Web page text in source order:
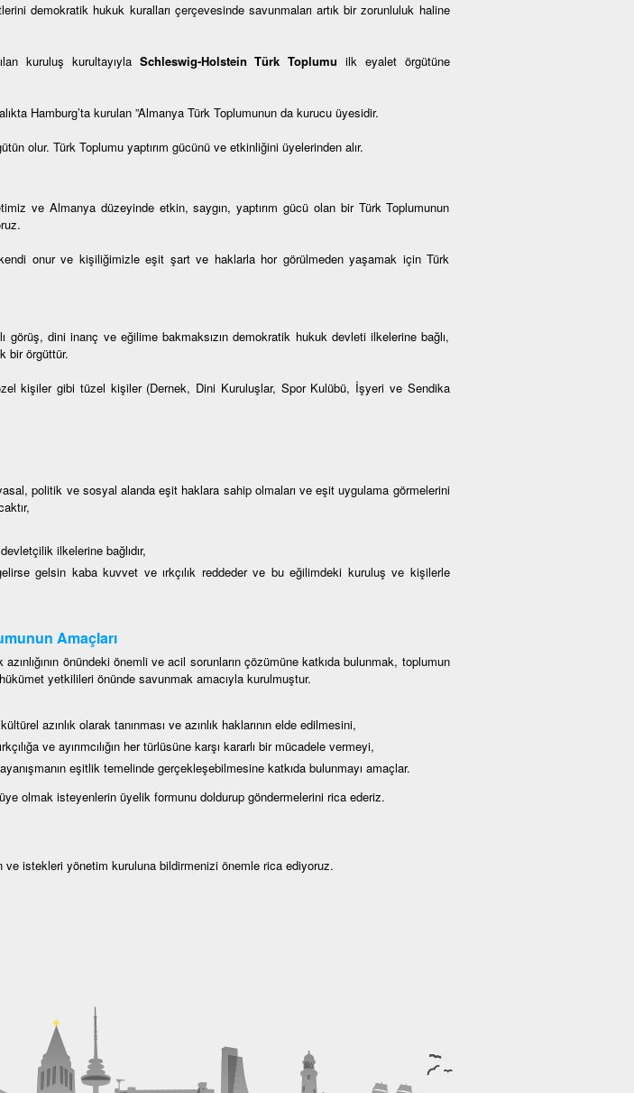
demokratik hukuk kuralları çerçevesinde savunmaları artık bir zorunluluk haline
kuruluş kurultayıyla Schleswig-Holstein Türk Toplumu ilk eyalet örgütüne
Hamburg’ta kurulan ”Almanya Türk Toplumunun da kurucu üyesidir.
olur. Türk Toplumu yaptırım gücünü ve etkinliğini üyelerinden alır.
ve Almanya düzeyinde etkin, saygın, yaptırım gücü olan bir Türk Toplumunun
onur ve kişiliğimizle eşit şart ve haklarla hor görülmeden yaşamak için Türk
görüş, dini inanç ve eğilime bakmaksızın demokratik hukuk devleti ilkelerine bağlı,
bir örgüttür.
kişiler gibi tüzel kişiler (Dernek, Dini Kuruluşlar, Spor Kulübü, İşyeri ve Sendika
politik ve sosyal alanda eşit haklara sahip olmaları ve eşit uygulama görmelerini
ilkelerine bağlıdır,
gelsin kaba kuvvet ve ırkçılık reddeder ve bu eğilimdeki kuruluş ve kişilerle
Amaçları
önündeki önemli ve acil sorunların çözümüne katkıda bulunmak, toplumun
yetkilileri önünde savunmak amacıyla kurulmuştur.
azınlık olarak tanınması ve azınlık haklarının elde edilmesini,
ve ayırımcılığın her türlüsüne karşı kararlı bir mücadele vermeyi,
eşitlik temelinde gerçekleşebilmesine katkıda bulunmayı amaçlar.
olmak isteyenlerin üyelik formunu doldurup göndermelerini rica ederiz.
ve istekleri yönetim kuruluna bildirmenizi önemle rica ediyoruz.